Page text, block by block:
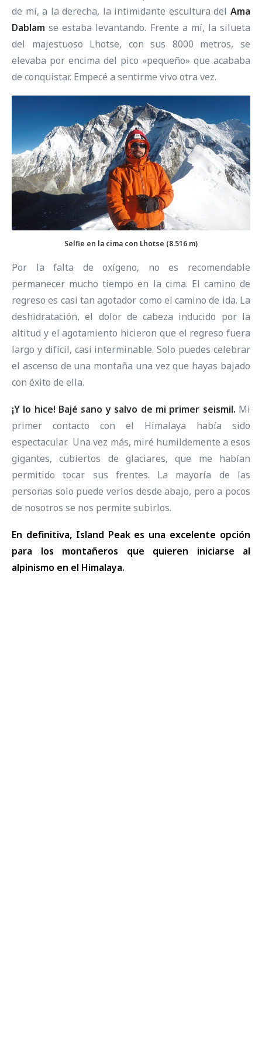
de mí, a la derecha, la intimidante escultura del Ama
Dablam se estaba levantando. Frente a mí, la silueta
del majestuoso Lhotse, con sus 8000 metros, se
elevaba por encima del pico «pequeño» que acababa
de conquistar. Empecé a sentirme vivo otra vez.
Selfie en la cima con Lhotse (8.516 m)
Por la falta de oxígeno, no es recomendable
permanecer mucho tiempo en la cima. El camino de
regreso es casi tan agotador como el camino de ida. La
deshidratación, el dolor de cabeza inducido por la
altitud y el agotamiento hicieron que el regreso fuera
largo y difícil, casi interminable. Solo puedes celebrar
el ascenso de una montaña una vez que hayas bajado
con éxito de ella.
¡Y lo hice! Bajé sano y salvo de mi primer seismil. Mi
primer contacto con el Himalaya había sido
espectacular. Una vez más, miré humildemente a esos
gigantes, cubiertos de glaciares, que me habían
permitido tocar sus frentes. La mayoría de las
personas solo puede verlos desde abajo, pero a pocos
de nosotros se nos permite subirlos.
En definitiva, Island Peak es una excelente opción
para los montañeros que quieren iniciarse al
alpinismo en el Himalaya.